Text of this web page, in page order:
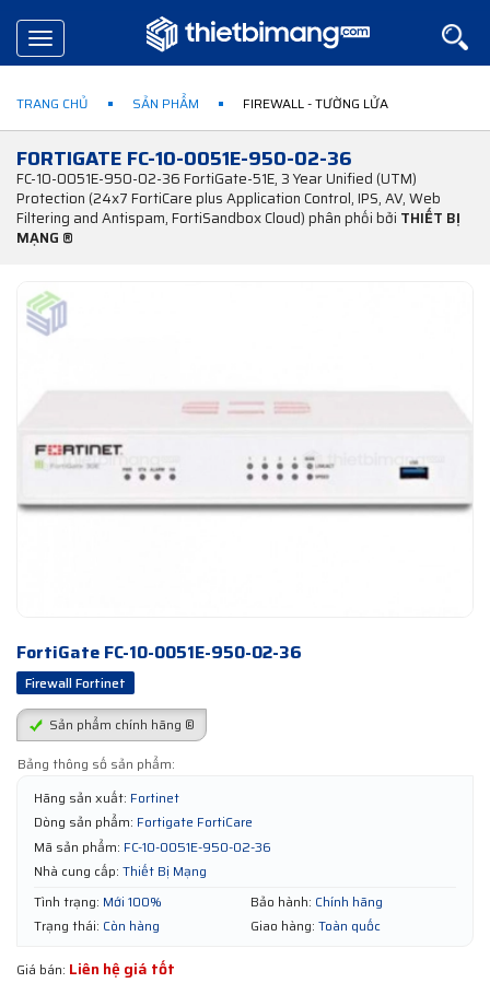
Toggle
navigation
TRANG CHỦ SẢN PHẨM FIREWALL - TƯỜNG LỬA
FORTIGATE FC-10-0051E-950-02-36
FC-10-0051E-950-02-36 FortiGate-51E, 3 Year Unified (UTM)
Protection (24x7 FortiCare plus Application Control, IPS, AV, Web
Filtering and Antispam, FortiSandbox Cloud) phân phối bởi THIẾT BỊ
MẠNG ®
FortiGate FC-10-0051E-950-02-36
Firewall Fortinet
Sản phẩm chính hãng ®
Bảng thông số sản phẩm:
Hãng sản xuất: Fortinet
Dòng sản phẩm: Fortigate FortiCare
Mã sản phẩm: FC-10-0051E-950-02-36
Nhà cung cấp: Thiết Bị Mạng
Tình trạng: Mới 100% Bảo hành: Chính hãng
Trạng thái: Còn hàng Giao hàng: Toàn quốc
Giá bán: Liên hệ giá tốt